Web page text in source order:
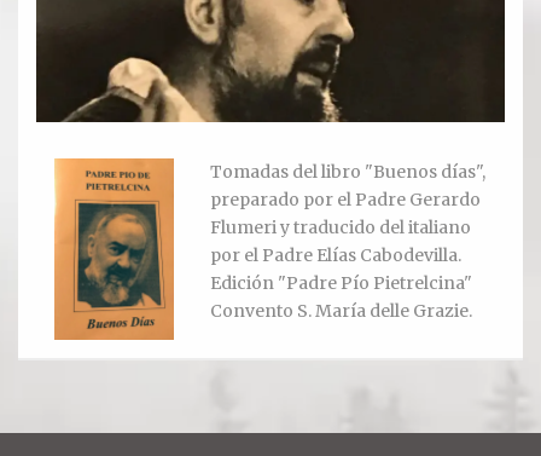
Compartir un lugar
EL MILAGRO
Relación con Flia. Damiani
Galería y testimonios
Reliquias
ORACIONES
Tomadas del libro "Buenos días",
preparado por el Padre Gerardo
Flumeri y traducido del italiano
por el Padre Elías Cabodevilla.
Edición "Padre Pío Pietrelcina"
Convento S. María delle Grazie.